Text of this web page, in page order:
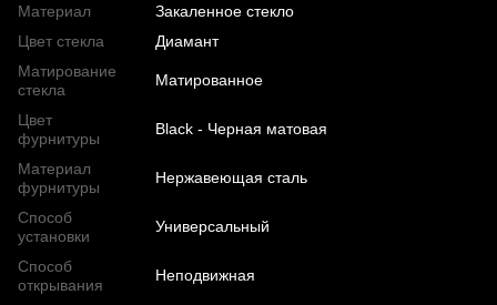
Материал
Закаленное стекло
Цвет стекла
Диамант
Матирование
стекла
Матированное
Цвет
фурнитуры
Black - Черная матовая
Материал
фурнитуры
Нержавеющая сталь
Способ
установки
Универсальный
Способ
открывания
Неподвижная